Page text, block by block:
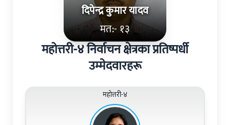
दिपेन्‍द्र कुमार यादव
मत:- १३
महोत्तरी-४ निर्वाचन क्षेत्रका प्रतिष्पर्धी
उम्मेदवारहरू
महोत्तरी-४